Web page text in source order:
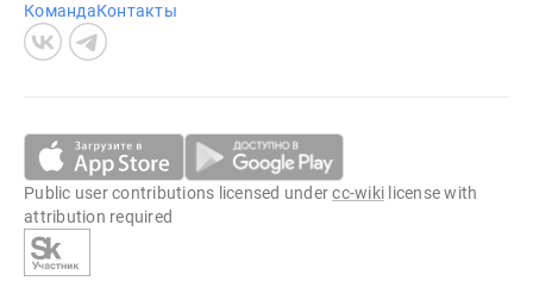
КомандаКонтакты
Public user contributions licensed undercc-wiki license with
attribution required